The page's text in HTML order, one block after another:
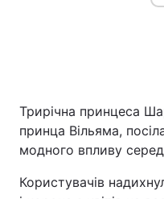
Трирічна принцеса
принца Вільяма,
модного впливу серед
Користувачів